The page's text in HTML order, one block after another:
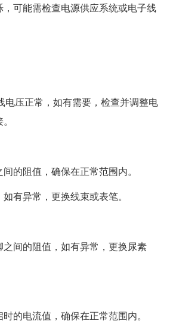
可能需检查电源供应系统或电子线
电压正常，如有需要，检查并调整电
的阻值，确保在正常范围内。
有异常，更换线束或表笔。
间的阻值，如有异常，更换尿素
的电流值，确保在正常范围内。